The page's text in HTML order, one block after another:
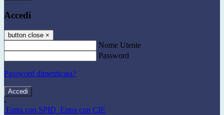
Accedi
button close ×
Nome Utente
Password
Password dimenticata?
-
Entra con SPID Entra con CIE